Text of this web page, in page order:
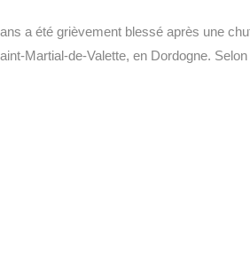
a été grièvement blessé après une
Martial-de-Valette, en Dordogne.